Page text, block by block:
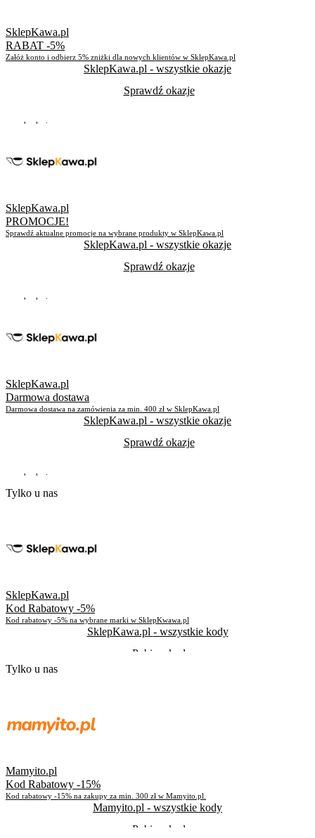
SklepKawa.pl
RABAT -5%
Załóż konto i odbierz 5% zniżki dla nowych klientów w SklepKawa.pl
SklepKawa.pl - wszystkie okazje
Sprawdź okazje
Do odwołania
SklepKawa.pl
PROMOCJE!
Sprawdź aktualne promocje na wybrane produkty w SklepKawa.pl
SklepKawa.pl - wszystkie okazje
Sprawdź okazje
Do odwołania
SklepKawa.pl
Darmowa dostawa
Darmowa dostawa na zamówienia za min. 400 zł w SklepKawa.pl
SklepKawa.pl - wszystkie okazje
Sprawdź okazje
Do odwołania
Tylko u nas
SklepKawa.pl
Kod Rabatowy -5%
Kod rabatowy -5% na wybrane marki w SklepKwawa.pl
SklepKawa.pl - wszystkie kody
Pobierz kod
Tylko u nas
Mamyito.pl
Kod Rabatowy -15%
Kod rabatowy -15% na zakupy za min. 300 zł w Mamyito.pl.
Mamyito.pl - wszystkie kody
Pobierz kod